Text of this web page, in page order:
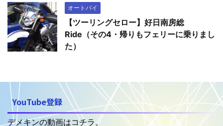
オートバイ
【ツーリングセロー】好日南房総
Ride（その4・帰りもフェリーに乗りまし
た）
YouTube登録
デメキンの動画はコチラ。